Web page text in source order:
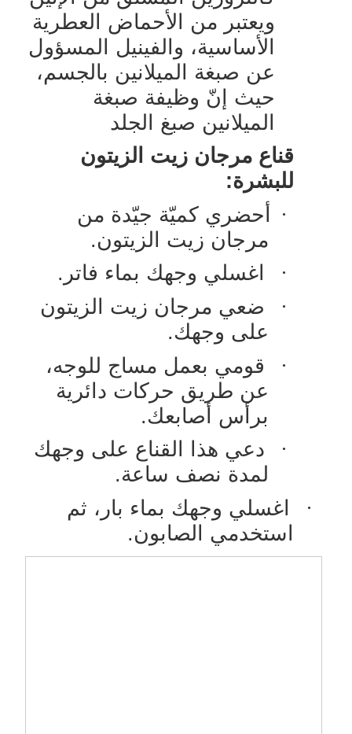
ويعتبر من الأحماض العطرية
الأساسية، والفينيل المسؤول
عن صبغة الميلانين بالجسم،
حيث إنّ وظيفة صبغة
الميلانين صبغ الجلد
قناع مرجان زيت الزيتون
للبشرة:
·
أحضري كميّة جيّدة من
مرجان زيت الزيتون.
·
اغسلي وجهك بماء فاتر.
·
ضعي مرجان زيت الزيتون
على وجهك.
·
قومي بعمل مساج للوجه،
عن طريق حركات دائرية
برأس أصابعك.
·
دعي هذا القناع على وجهك
لمدة نصف ساعة.
·
اغسلي وجهك بماء بار، ثم
استخدمي الصابون.